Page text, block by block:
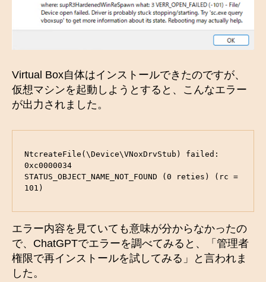
Virtual Box自体はインストールできたのですが、
仮想マシンを起動しようとすると、こんなエラー
が出力されました。
NtcreateFile(\Device\VNoxDrvStub) failed:
0xc0000034
STATUS_OBJECT_NAME_NOT_FOUND (0 reties) (rc =
101)
エラー内容を見ていても意味が分からなかったの
で、ChatGPTでエラーを調べてみると、「管理者
権限で再インストールを試してみる」と言われま
した。